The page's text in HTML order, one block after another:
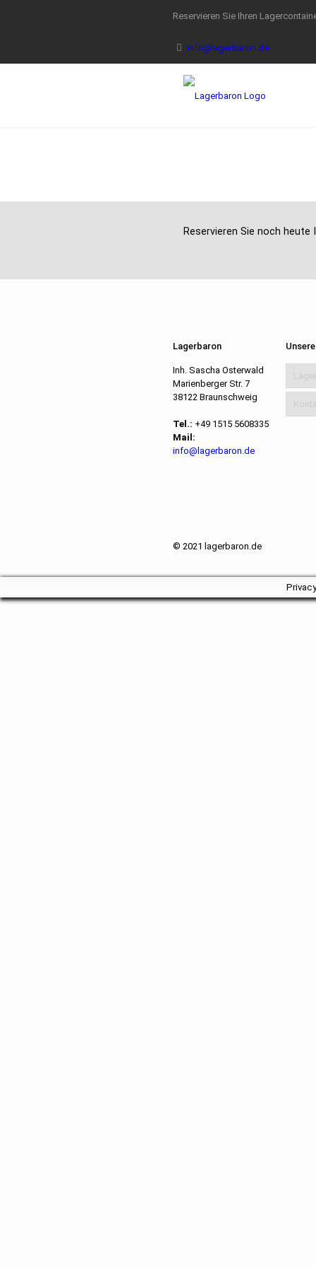
Reservieren Sie Ihren
info@lagerbaron.de
Reservieren Sie noch
Lagerbaron
Inh. Sascha Osterwald
Marienberger Str. 7
38122 Braunschweig
Tel.: +49 1515 5608335
Mail:
info@lagerbaron.de
© 2021 lagerbaron.de